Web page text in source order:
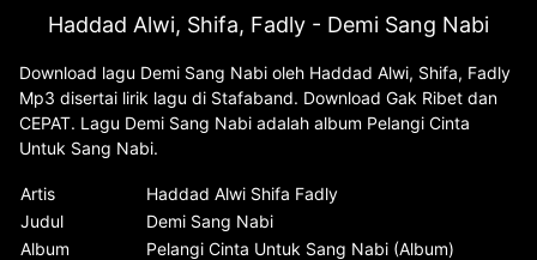
Haddad Alwi, Shifa, Fadly - Demi Sang Nabi
Download lagu Demi Sang Nabi oleh Haddad Alwi, Shifa, Fadly
Mp3 disertai lirik lagu di Stafaband. Download Gak Ribet dan
CEPAT. Lagu Demi Sang Nabi adalah album Pelangi Cinta
Untuk Sang Nabi.
Artis
Haddad Alwi Shifa Fadly
Judul
Demi Sang Nabi
Album
Pelangi Cinta Untuk Sang Nabi (Album)